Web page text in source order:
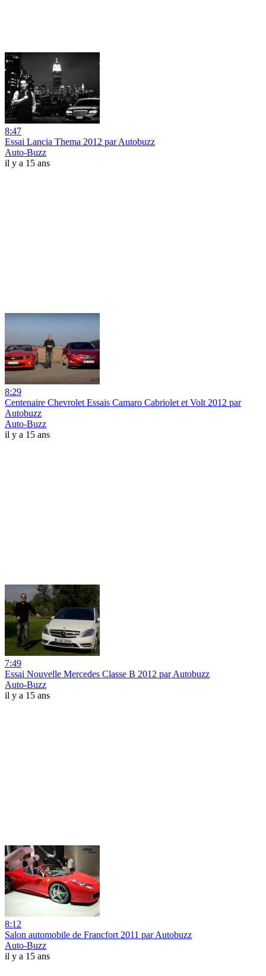
8:47
Essai Lancia Thema 2012 par Autobuzz
Auto-Buzz
il y a 15 ans
8:29
Centenaire Chevrolet Essais Camaro Cabriolet et Volt 2012 par
Autobuzz
Auto-Buzz
il y a 15 ans
7:49
Essai Nouvelle Mercedes Classe B 2012 par Autobuzz
Auto-Buzz
il y a 15 ans
8:12
Salon automobile de Francfort 2011 par Autobuzz
Auto-Buzz
il y a 15 ans